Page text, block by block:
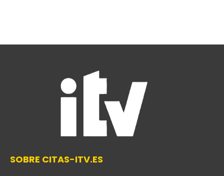
SOBRE CITAS-ITV.ES